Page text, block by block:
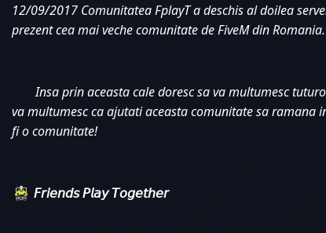
12/09/2017 Comunitatea FplayT a deschis al doilea
prezent cea mai veche comunitate de FiveM din Romania.
Insa prin aceasta cale doresc sa va multumesc
va multumesc ca ajutati aceasta comunitate sa ramana
fi o comunitate!
𝘍𝘳𝘪𝘦𝘯𝘥𝘴 𝘗𝘭𝘢𝘺 𝘛𝘰𝘨𝘦𝘵𝘩𝘦𝘳